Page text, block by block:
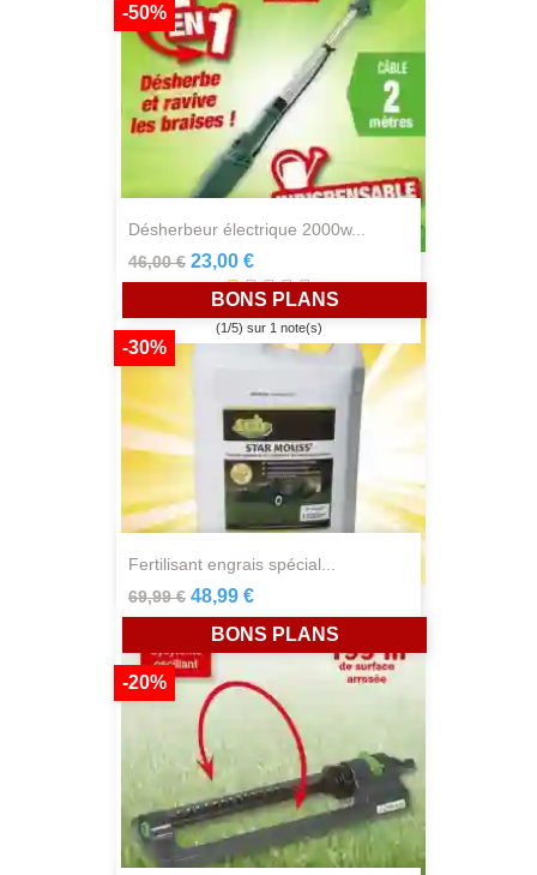
désherbeur électrique 2000w...
46,00 €
-50%
23,00 €
(1/5) sur 1 note(s)
fertilisant engrais spécial...
69,99 €
-30%
48,99 €
BONS PLANS
-20%
BONS PLANS